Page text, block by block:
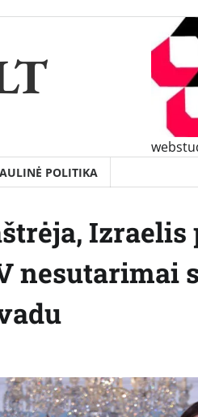
POLITIKA
Izraelis
nesutarimai